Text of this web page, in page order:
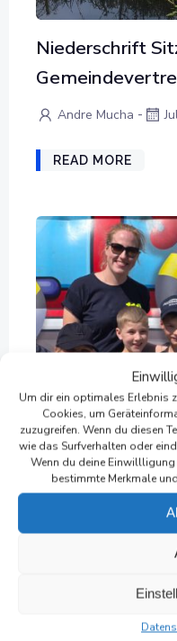
Um dir ein optimales Erlebnis
Cookies, um
zuzugreifen. Wenn du diesen
wie das Surfverhalten oder
Wenn du deine
bestimmte Merkmale
Niederschrift
Andre Mucha -
READ MORE
Wassereimern
Am Samstag den
Feuerstrolche mit 9
Wassereimerevent